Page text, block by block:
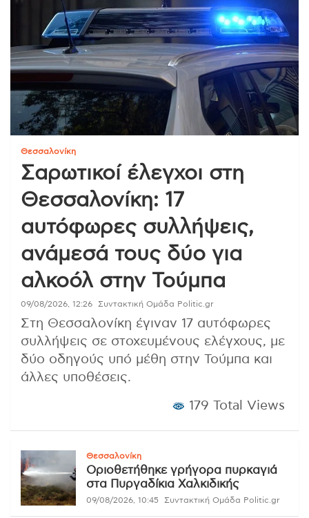
Θεσσαλονίκη
Σαρωτικοί έλεγχοι στη
Θεσσαλονίκη: 17
αυτόφωρες συλλήψεις,
ανάμεσά τους δύο για
αλκοόλ στην Τούμπα
09/08/2026, 12:26 Συντακτική Ομάδα Politic.gr
Στη Θεσσαλονίκη έγιναν 17 αυτόφωρες
συλλήψεις σε στοχευμένους ελέγχους, με
δύο οδηγούς υπό μέθη στην Τούμπα και
άλλες υποθέσεις.
179 Total Views
Θεσσαλονίκη
Οριοθετήθηκε γρήγορα πυρκαγιά
στα Πυργαδίκια Χαλκιδικής
09/08/2026, 10:45 Συντακτική Ομάδα Politic.gr